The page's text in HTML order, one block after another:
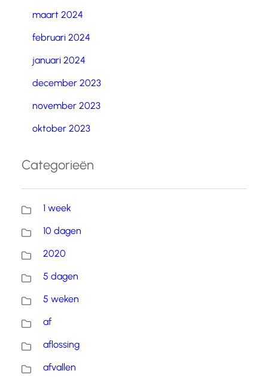
maart 2024
februari 2024
januari 2024
december 2023
november 2023
oktober 2023
Categorieën
1 week
10 dagen
2020
5 dagen
5 weken
af
aflossing
afvallen